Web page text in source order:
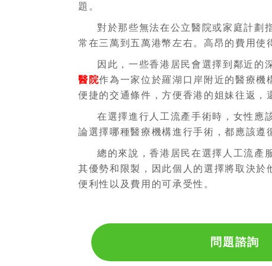
題。
對於那些無法在公立醫院或家庭計劃
常在三萬到五萬港幣左右。高昂的費用使
因此，一些香港居民會選擇到鄰近的
醫院作為一家位於羅湖口岸附近的醫療機
便捷的交通條件，方便香港的姐妹往返，
在選擇進行人工流產手術時，女性應
論選擇哪種醫療機構進行手術，都應該遵
總的來說，香港居民在選擇人工流產
其優勢和限製，因此個人的選擇將取決
便利性以及費用的可承受性。
問題諮詢